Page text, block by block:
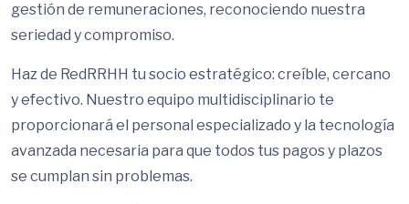
gestión de remuneraciones, reconociendo nuestra
seriedad y compromiso.
Haz de RedRRHH tu socio estratégico: creíble, cercano
y efectivo. Nuestro equipo multidisciplinario te
proporcionará el personal especializado y la tecnología
avanzada necesaria para que todos tus pagos y plazos
se cumplan sin problemas.